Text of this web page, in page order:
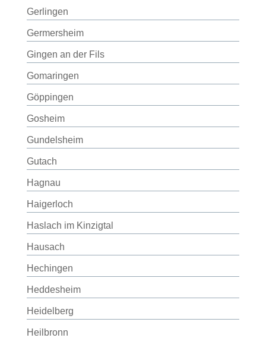
Gerlingen
Germersheim
Gingen an der Fils
Gomaringen
Göppingen
Gosheim
Gundelsheim
Gutach
Hagnau
Haigerloch
Haslach im Kinzigtal
Hausach
Hechingen
Heddesheim
Heidelberg
Heilbronn